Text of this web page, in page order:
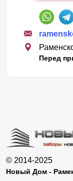
Перед
© 2014-2025
Новый Дом -